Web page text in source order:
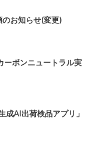
お知らせ(変更)
ーボンニュートラル実
成AI出荷検品アプリ」